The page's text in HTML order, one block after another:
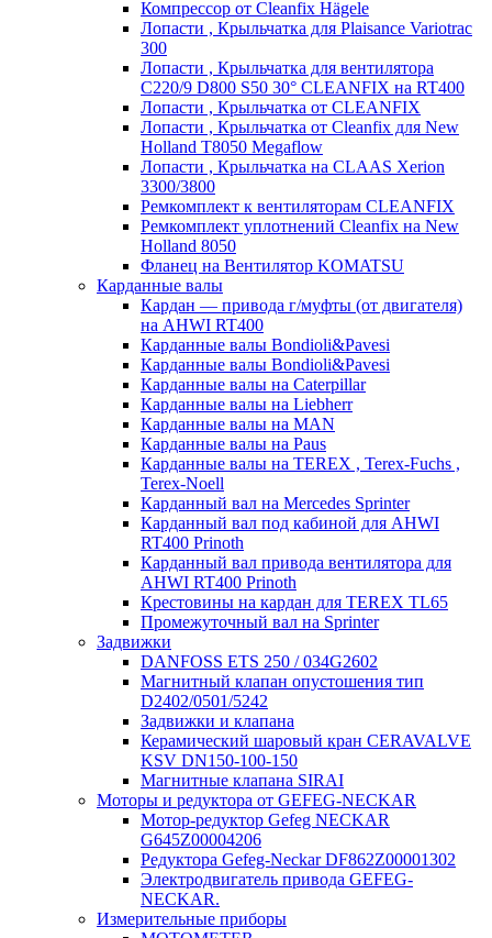
Компрессор от Cleanfix Hägele
Лопасти , Крыльчатка для Plaisance Variotrac
300
Лопасти , Крыльчатка для вентилятора
C220/9 D800 S50 30° CLEANFIX на RT400
Лопасти , Крыльчатка от CLEANFIX
Лопасти , Крыльчатка от Cleanfix для New
Holland T8050 Megaflow
Лопасти , Крыльчатка на CLAAS Xerion
3300/3800
Ремкомплект к вентиляторам CLEANFIX
Ремкомплект уплотнений Cleanfix на New
Holland 8050
Фланец на Вентилятор KOMATSU
Карданные валы
Кардан — привода г/муфты (от двигателя)
на AHWI RT400
Карданные валы Bondioli&Pavesi
Карданные валы Bondioli&Pavesi
Карданные валы на Caterpillar
Карданные валы на Liebherr
Карданные валы на MAN
Карданные валы на Paus
Карданные валы на TEREX , Terex-Fuchs ,
Terex-Noell
Карданный вал на Mercedes Sprinter
Карданный вал под кабиной для AHWI
RT400 Prinoth
Карданный вал привода вентилятора для
AHWI RT400 Prinoth
Крестовины на кардан для TEREX TL65
Промежуточный вал на Sprinter
Задвижки
DANFOSS ETS 250 / 034G2602
Магнитный клапан опустошения тип
D2402/0501/5242
Задвижки и клапана
Керамический шаровый кран CERAVALVE
KSV DN150-100-150
Магнитные клапана SIRAI
Моторы и редуктора от GEFEG-NECKAR
Мотор-редуктор Gefeg NECKAR
G645Z00004206
Редуктора Gefeg-Neckar DF862Z00001302
Электродвигатель привода GEFEG-
NECKAR.
Измерительные приборы